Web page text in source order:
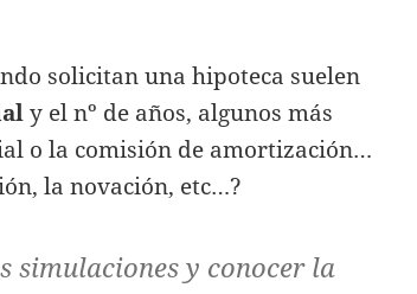
solicitan una hipoteca suelen
y el nº de años, algunos más
o la comisión de amortización…
la novación, etc…?
simulaciones y conocer la